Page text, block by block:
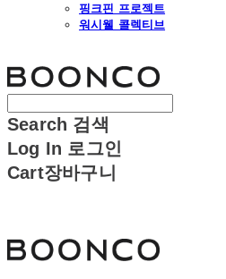
핑크핀 프로젝트
워시웰 콜렉티브
Search 검색
Log In 로그인
Cart장바구니